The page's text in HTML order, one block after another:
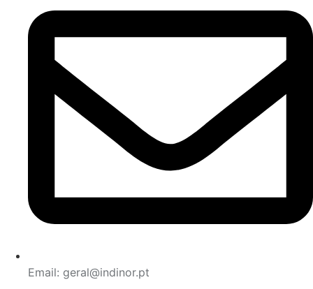
Email: geral@indinor.pt